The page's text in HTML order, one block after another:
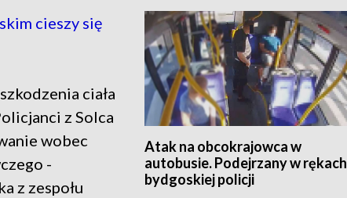
Atak na obcokrajowca w
autobusie. Podejrzany w rękach
bydgoskiej policji
cieszy się
ciała
z Solca
wobec
-
z zespołu